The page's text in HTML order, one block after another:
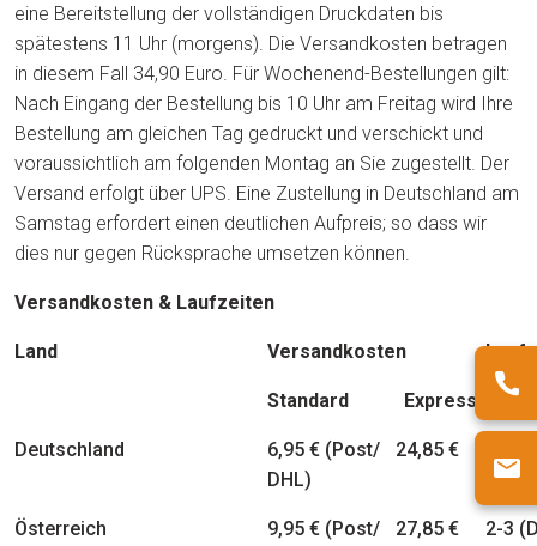
eine Bereitstellung der vollständigen Druckdaten bis
spätestens 11 Uhr (morgens). Die Versandkosten betragen
in diesem Fall 34,90 Euro. Für Wochenend-Bestellungen gilt:
Nach Eingang der Bestellung bis 10 Uhr am Freitag wird Ihre
Bestellung am gleichen Tag gedruckt und verschickt und
voraussichtlich am folgenden Montag an Sie zugestellt. Der
Versand erfolgt über UPS. Eine Zustellung in Deutschland am
Samstag erfordert einen deutlichen Aufpreis; so dass wir
dies nur gegen Rücksprache umsetzen können.
Versandkosten & Laufzeiten
Land Versandkosten
Standard Express
Deutschland
6,95 € (Post/
DHL)
24,85 €
Österreich
9,95 € (Post/
27,85 € 2-3